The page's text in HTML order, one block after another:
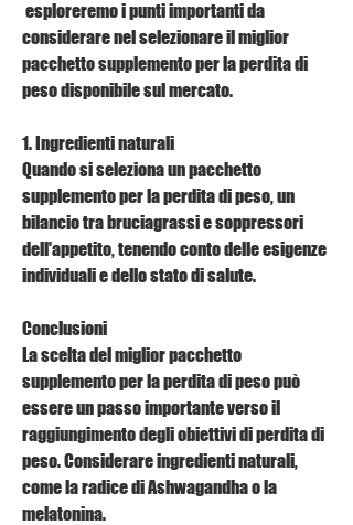
considerare nel selezionare il miglior
pacchetto supplemento per la perdita di
peso disponibile sul mercato.
1. Ingredienti naturali
Quando si seleziona un pacchetto
supplemento per la perdita di peso, un
bilancio tra bruciagrassi e soppressori
dell'appetito, tenendo conto delle esigenze
individuali e dello stato di salute.
Conclusioni
La scelta del miglior pacchetto
supplemento per la perdita di peso può
essere un passo importante verso il
raggiungimento degli obiettivi di perdita di
peso. Considerare ingredienti naturali,
come la radice di Ashwagandha o la
melatonina.